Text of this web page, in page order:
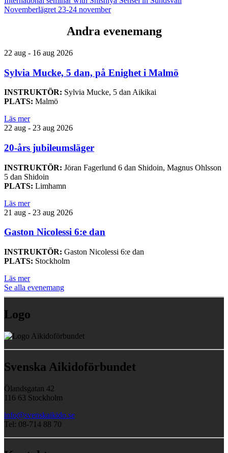
Novemberlägret 23-24 november
Andra evenemang
22 aug - 16 aug 2026
Sylvia Mucke, 5 dan, på Enighet i Malmö
INSTRUKTÖR: Sylvia Mucke, 5 dan Aikikai
PLATS: Malmö
Läs mer
22 aug - 23 aug 2026
20-års jubileumsläger
INSTRUKTÖR: Jöran Fagerlund 6 dan Shidoin, Magnus Ohlsson
5 dan Shidoin
PLATS: Limhamn
Läs mer
21 aug - 23 aug 2026
Gaston Nicolessi 6:e dan
INSTRUKTÖR: Gaston Nicolessi 6:e dan
PLATS: Stockholm
Läs mer
Se alla evenemang
Logo
Svenska Aikidoförbundet
Ölandsgatan 42
116 63 Stockholm
info@svenskaikido.se
Tel: 08-714 88 70